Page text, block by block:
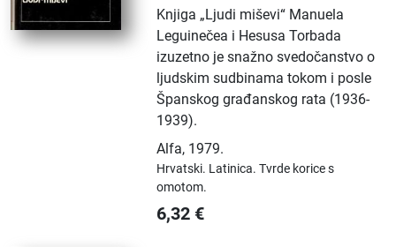
Knjiga „Ljudi miševi“ Manuela
Leguinečea i Hesusa Torbada
izuzetno je snažno svedočanstvo o
ljudskim sudbinama tokom i posle
Španskog građanskog rata (1936-
1939).
Alfa, 1979.
Hrvatski. Latinica.Tvrde korice s
omotom.
6,32 €